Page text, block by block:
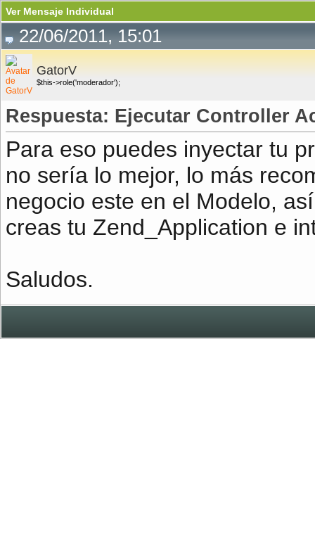
Ver Mensaje Individual
22/06/2011, 15:01
GatorV
$this->role('moderador');
Respuesta: Ejecutar Controller
Para eso puedes inyectar tu
no sería lo mejor, lo más
negocio este en el Modelo,
creas tu Zend_Application e
Saludos.